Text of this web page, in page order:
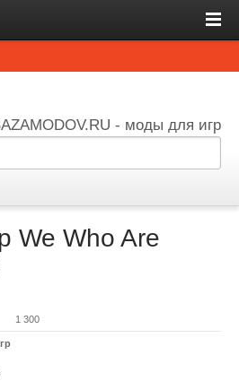
- моды для игр
We Who Are
1 300